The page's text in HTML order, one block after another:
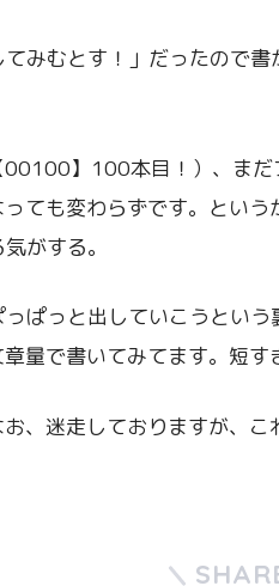
みむとす！」だったので
】100本目！）、まだ
ても変わらずです。とい
がする。
ぱっと出していこうとい
量で書いてみてます。短す
、迷走しておりますが、